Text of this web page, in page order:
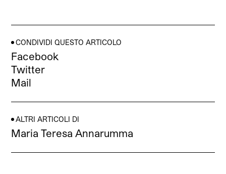
CONDIVIDI QUESTO ARTICOLO
Facebook
Twitter
Mail
ALTRI ARTICOLI DI
Maria Teresa Annarumma